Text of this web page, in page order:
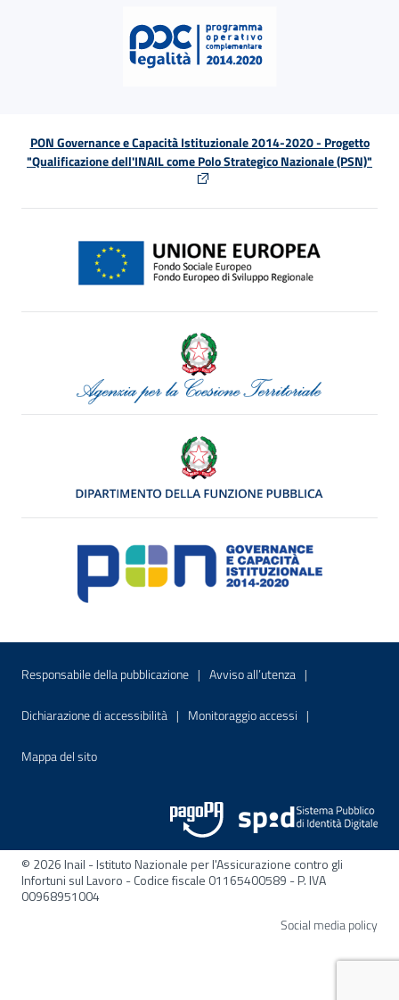
PON Governance e Capacità Istituzionale 2014-2020 - Progetto
"Qualificazione dell'INAIL come Polo Strategico Nazionale (PSN)"
Menu di servizio
Responsabile della pubblicazione Sito interno - Apre in una nuova
Avviso all’utenza Sito interno -
Dichiarazione di accessibilità Sito interno - Apre in una nuova finestra
Monitoraggio accessi Sito interno -
Mappa del sitoSito interno - Apre nella stessa finestra
© 2026 Inail - Istituto Nazionale per l'Assicurazione contro gli
Infortuni sul Lavoro - Codice fiscale 01165400589 - P. IVA
00968951004
Social media policy